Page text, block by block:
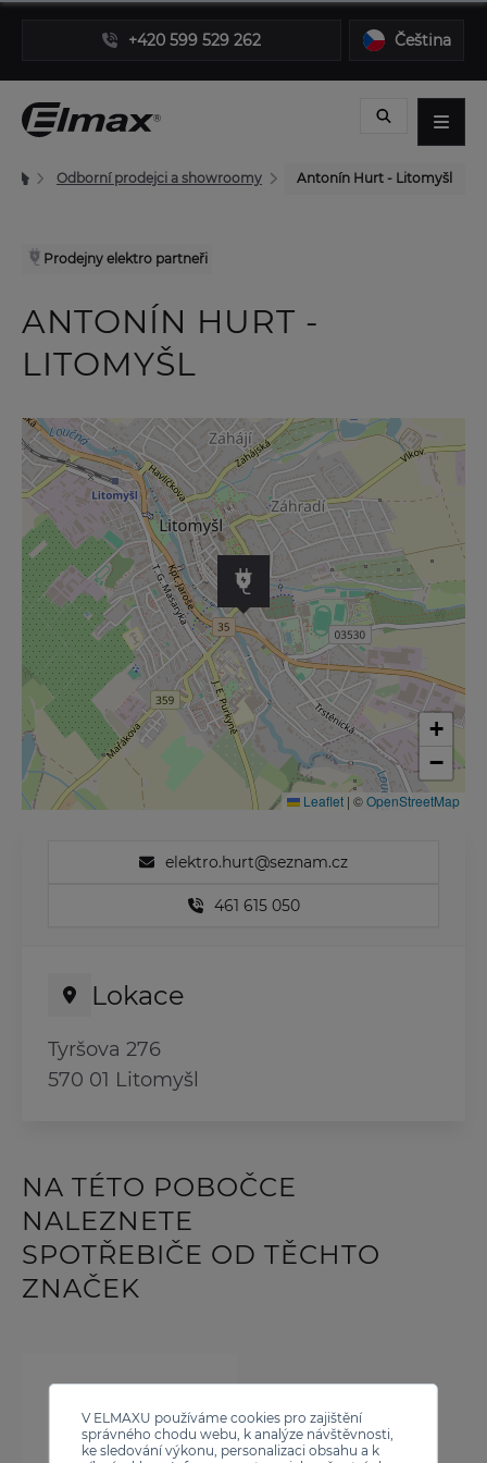
V ELMAXU používáme cookies pro zajištění
správného chodu webu, k analýze návštěvnosti,
ke sledování výkonu, personalizaci obsahu a k
+420 599 529 262 Čeština
Odborní prodejci a showroomy Antonín Hurt - Litomyšl
Prodejny elektro partneři
ANTONÍN HURT -
LITOMYŠL
elektro.hurt@seznam.cz
461 615 050
Lokace
Tyršova 276
570 01 Litomyšl
+
−
Leaflet | ©OpenStreetMap
NA TÉTO POBOČCE
NALEZNETE
SPOTŘEBIČE OD TĚCHTO
ZNAČEK